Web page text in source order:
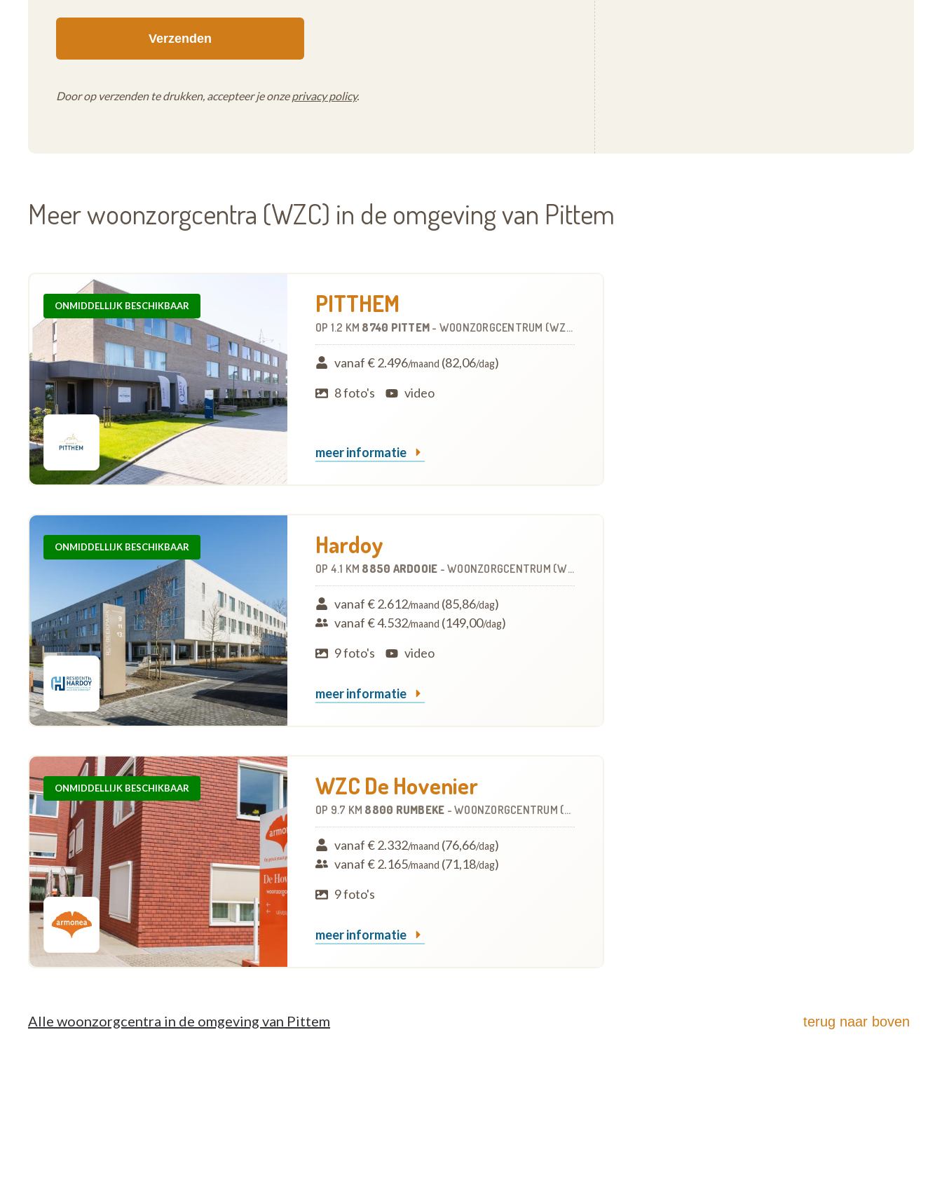
Door op verzenden te drukken, accepteer je onzeprivacy policy.
Meer woonzorgcentra (WZC) in de omgeving van Pittem
ONMIDDELLIJK BESCHIKBAAR PITTHEM
OP 1.2 KM 8740 PITTEM - WOONZORGCENTRUM (WZC)
vanaf € 2.496/maand (82,06/dag)
8 foto's
video
meer informatie
ONMIDDELLIJK BESCHIKBAAR Hardoy
OP 4.1 KM 8850 ARDOOIE -WOONZORGCENTRUM (WZC)
vanaf € 2.612/maand (85,86/dag)
vanaf € 4.532/maand (149,00/dag)
9 foto's
video
meer informatie
ONMIDDELLIJK BESCHIKBAAR WZC De Hovenier
OP 9.7 KM 8800 RUMBEKE -WOONZORGCENTRUM (WZC)
vanaf € 2.332/maand (76,66/dag)
vanaf € 2.165/maand (71,18/dag)
9 foto's
meer informatie
Alle woonzorgcentra in de omgeving van Pittem terug naar boven